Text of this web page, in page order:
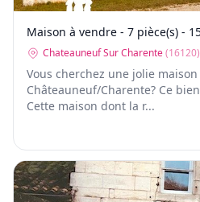
Maison à vendre - 7 pièce(s) -
Chateauneuf Sur Charente(16120)
Vous cherchez une jolie
Châteauneuf/Charente? Ce
Cette maison dont la r...